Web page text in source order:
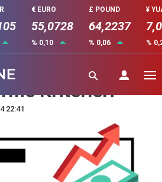
€ EURO
55,0728
% 0,10
£ POUND
64,2237
% 0,06
¥
%
Fırsatları ve
Kriterleri
22:41